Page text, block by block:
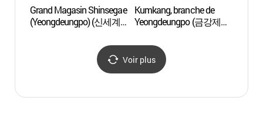
Grand Magasin Shinsegae
(Yeongdeungpo) (신세계
Kumkang, branche de
Yeongdeungpo (금강제화
Voir plus